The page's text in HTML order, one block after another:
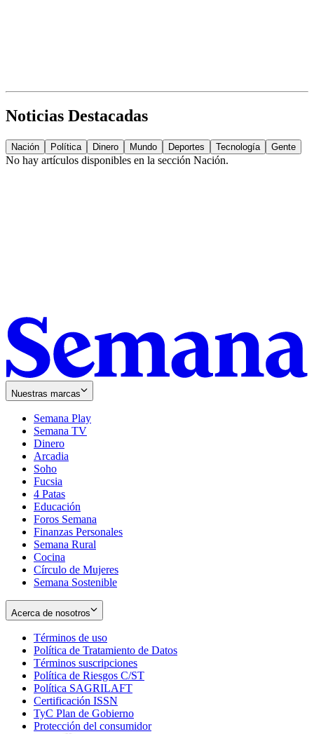
Noticias Destacadas
Nación Política Dinero Mundo Deportes Tecnología Gente
No hay artículos disponibles en la sección Nación.
Nuestras marcas
Semana Play
Semana TV
Dinero
Arcadia
Soho
in
new
window
Fucsia
in
new
window
4 Patas
Educación
Foros Semana
Finanzas Personales
Semana Rural
Cocina
Círculo de Mujeres
Semana Sostenible
Acerca de nosotros
Términos de uso
in
new
window
Política de Tratamiento de Datos
Términos suscripciones
in
Política de Riesgos C/ST
Política SAGRILAFT
new
window
Certificación ISSN
in
new
TyC Plan de Gobierno
in
Protección del consumidorOpens